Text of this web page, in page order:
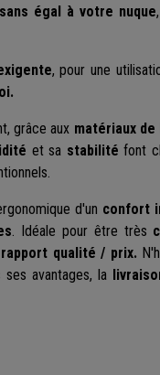
égal à votre nuque
, pour une
grâce aux matériaux
et sa stabilité font
d'un confort
. Idéale pour être très
qualité / prix.
avantages, la